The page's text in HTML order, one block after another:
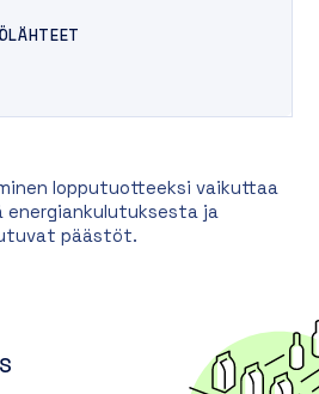
lopputuotteeksi vaikuttaa
energiankulutuksesta ja
päästöt.